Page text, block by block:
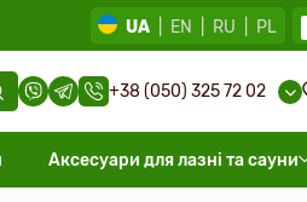
UA EN RU PL
+38 (050) 325 72 02
Аксесуари для лазні та сауни